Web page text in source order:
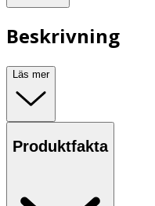
Beskrivning
Läs mer
Produktfakta